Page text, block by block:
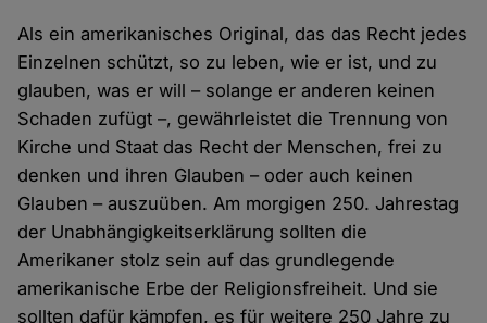
Als ein amerikanisches Original, das das Recht jedes
Einzelnen schützt, so zu leben, wie er ist, und zu
glauben, was er will – solange er anderen keinen
Schaden zufügt –, gewährleistet die Trennung von
Kirche und Staat das Recht der Menschen, frei zu
denken und ihren Glauben – oder auch keinen
Glauben – auszuüben. Am morgigen 250. Jahrestag
der Unabhängigkeitserklärung sollten die
Amerikaner stolz sein auf das grundlegende
amerikanische Erbe der Religionsfreiheit. Und sie
sollten dafür kämpfen, es für weitere 250 Jahre zu